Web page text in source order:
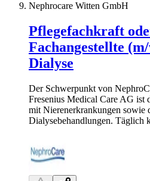
Nephrocare Witten GmbH
Pflegefachkraft
Fachangestellte
Dialyse
Der Schwerpunkt von
Fresenius Medical Care AG ist
mit Nierenerkrankungen sowie
Dialysebehandlungen. Täglich